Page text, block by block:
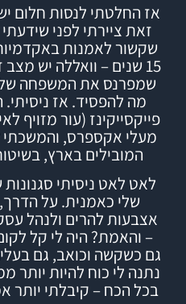
אז החלטתי לנסות חלום
זאת ציירתי לפני
שקשור לאמנות
15 שנים – וואללה יש
שמפרנס את המשפחה
מה להפסיד. אז ניסיתי.
פייקסייקינז (עור מזויף
מעלי אקספרס, והמשכתי
המובילים בארץ,
לאט לאט ניסיתי
אצבעות להרים ולנהל
– והאמת? היה לי קל
גם כשקשה וכואב, גם
נתנה לי כוח להיות יותר
בכל הכח – קיבלתי יותר